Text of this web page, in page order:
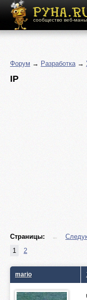
сообщество веб-
Форум → Разработка→
IP
Страницы: ←
1
2
mario